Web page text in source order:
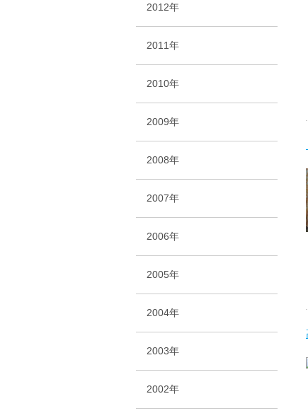
2012年
2011年
2010年
2009年
2008年
2007年
2006年
2005年
2004年
2003年
2002年